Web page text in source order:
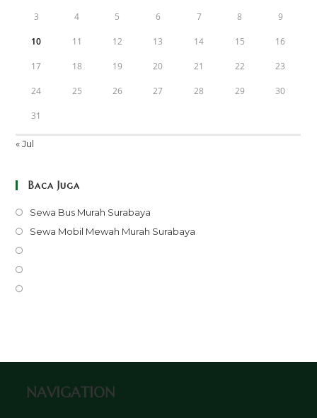
3 4 5 6 7 8 9
10 11 12 13 14 15 16
17 18 19 20 21 22 23
24 25 26 27 28 29 30
31
« Jul
Baca Juga
Sewa Bus Murah Surabaya
in
Sewa Mobil Mewah Murah Surabaya
NAVIGATION